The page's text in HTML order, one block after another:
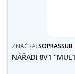
ZNAČKA: SOPRASSUB
NÁŘADÍ 8V1